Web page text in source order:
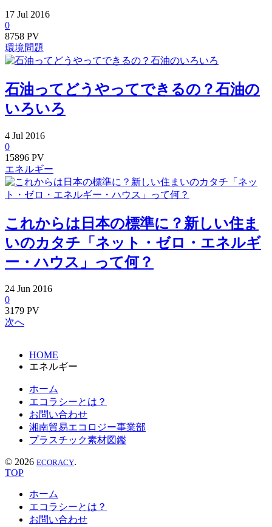
17 Jul 2016
0
8758 PV
環境問題
石油ってどうやってできるの？石油の
いろいろ
4 Jul 2016
0
15896 PV
エネルギー
これからは日本の標準に？新しい住ま
いのカタチ「ネット・ゼロ・エネルギ
ー・ハウス」って何？
24 Jun 2016
0
3179 PV
次へ
HOME
エネルギー
ホーム
エコラシーとは？
お問い合わせ
湘南貿易エコロジー事業部
プラスチック素材図鑑
© 2026 ECORACY.
TOP
ホーム
エコラシーとは？
お問い合わせ